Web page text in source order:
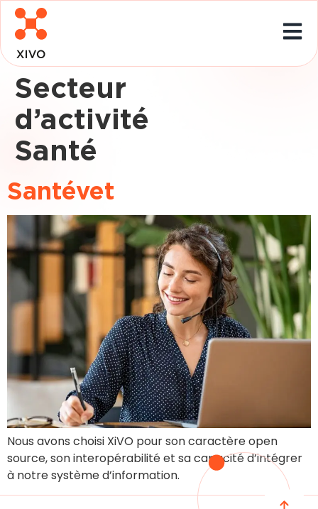
Secteur
Santé
Santévet
Nous avons choisi XiVO pour son caractère open
source, son interopérabilité et sa capacité d’intégrer
à notre système d’information.